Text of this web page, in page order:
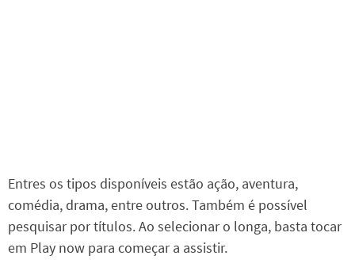
Entres os tipos disponíveis estão ação, aventura,
comédia, drama, entre outros. Também é possível
pesquisar por títulos. Ao selecionar o longa, basta tocar
em Play now para começar a assistir.